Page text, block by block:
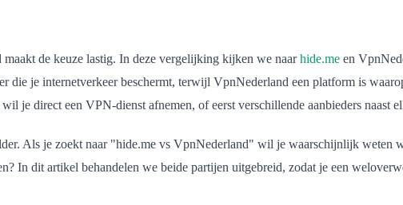
maakt de keuze lastig. In deze vergelijking kijken we naarhide.me en
je internetverkeer beschermt, terwijl VpnNederland een platform is
je direct een VPN-dienst afnemen, of eerst verschillende aanbieders naast
Als je zoekt naar "hide.me vs VpnNederland" wil je waarschijnlijk weten
In dit artikel behandelen we beide partijen uitgebreid, zodat je een